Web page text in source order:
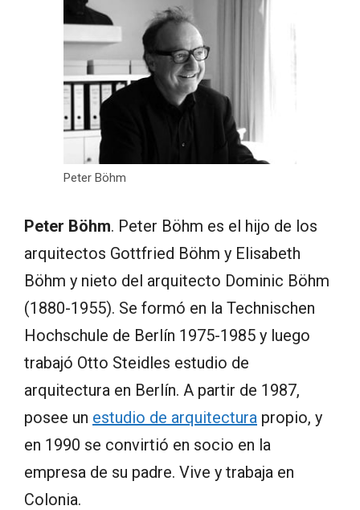
Peter Böhm
Peter Böhm. Peter Böhm es el hijo de los
arquitectos Gottfried Böhm y Elisabeth
Böhm y nieto del arquitecto Dominic Böhm
(1880-1955). Se formó en la Technischen
Hochschule de Berlín 1975-1985 y luego
trabajó Otto Steidles estudio de
arquitectura en Berlín. A partir de 1987,
posee un estudio de arquitectura propio, y
en 1990 se convirtió en socio en la
empresa de su padre. Vive y trabaja en
Colonia.